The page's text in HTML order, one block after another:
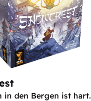
in den Bergen ist hart.